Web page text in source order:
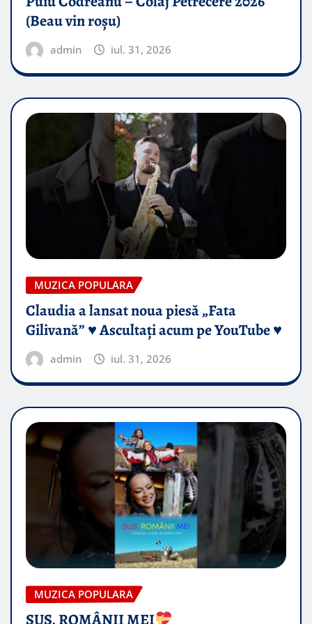
(Beau vin roșu)
admin iul. 31, 2026
MUZICA POPULARA
Claudia a lansat noua piesă „Fata
Gilivană” ♥️ Ascultați acum pe YouTube ♥️
admin iul. 31, 2026
MUZICA POPULARA
SUS, ROMÂNII MEI